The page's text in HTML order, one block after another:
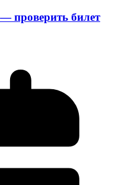
проверить билет